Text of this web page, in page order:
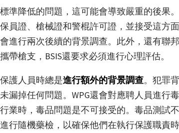
準降低的問題，這可能會導致嚴重的後果
員證、槍械證和警棍許可證，並接受這方
進行兩次後續的背景調查。此外，還有聯
帶槍支，BSIS還要求必須進行心理評估。
護人員時總是進行額外的背景調查。犯罪
漏掉任何問題。WPG還會對應聘人員進行
業時，毒品問題是不可接受的。毒品測試
行隨機藥檢，以確保他們在執行保護職責